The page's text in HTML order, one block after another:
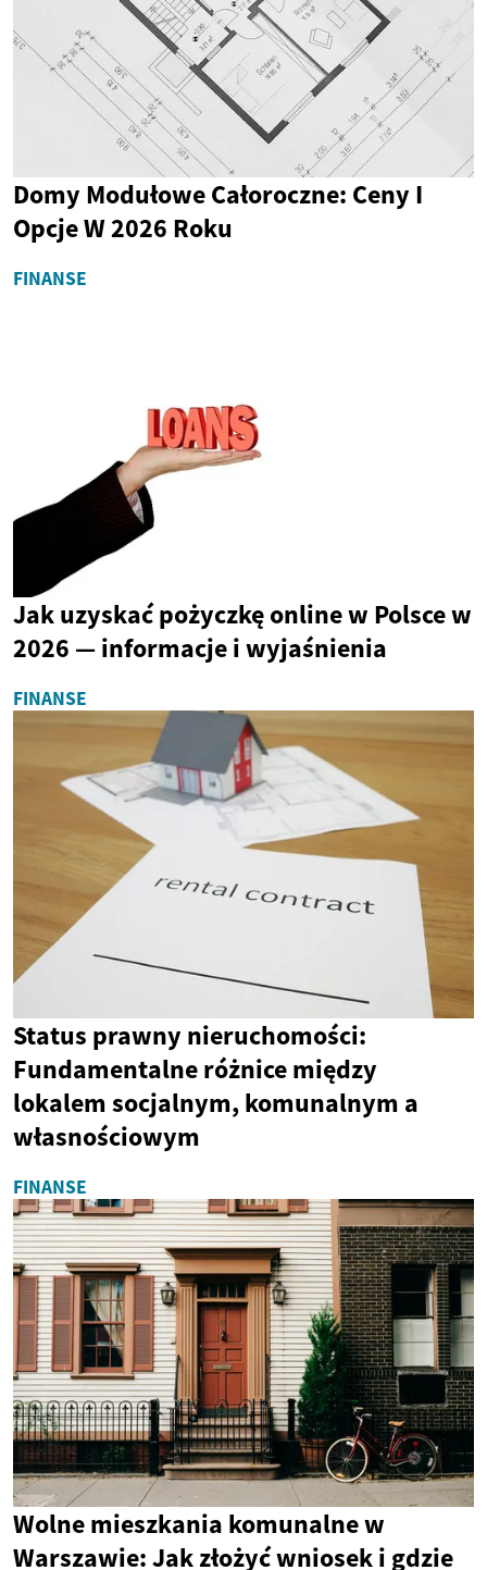
Domy Modułowe Całoroczne: Ceny I
Opcje W 2026 Roku
FINANSE
Jak uzyskać pożyczkę online w Polsce w
2026 — informacje i wyjaśnienia
FINANSE
Status prawny nieruchomości:
Fundamentalne różnice między
lokalem socjalnym, komunalnym a
własnościowym
FINANSE
Wolne mieszkania komunalne w
Warszawie: Jak złożyć wniosek i gdzie